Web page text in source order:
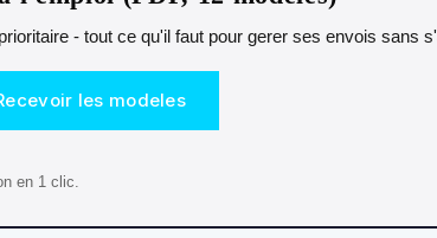
- tout ce qu'il faut pour gerer ses envois sans
les modeles
en 1 clic.